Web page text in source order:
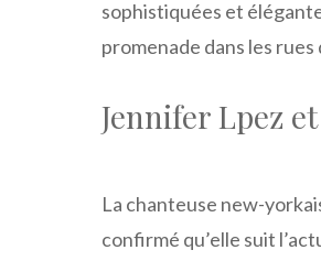
sophistiquées et
promenade dans les rues
Jennifer Lpez
La chanteuse new-
confirmé qu’elle suit